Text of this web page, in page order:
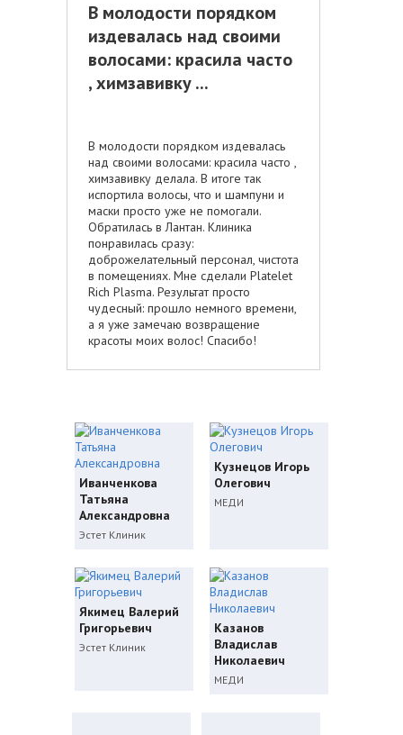
В молодости порядком
издевалась над своими
волосами: красила часто
, химзавивку ...
В молодости порядком издевалась
над своими волосами: красила часто ,
химзавивку делала. В итоге так
испортила волосы, что и шампуни и
маски просто уже не помогали.
Обратилась в Лантан. Клиника
понравилась сразу:
доброжелательный персонал, чистота
в помещениях. Мне сделали Platelet
Rich Plasma. Результат просто
чудесный: прошло немного времени,
а я уже замечаю возвращение
красоты моих волос! Спасибо!
Иванченкова
Татьяна
Александровна
Эстет Клиник
Кузнецов Игорь
Олегович
МЕДИ
Якимец Валерий
Григорьевич
Эстет Клиник
Казанов
Владислав
Николаевич
МЕДИ